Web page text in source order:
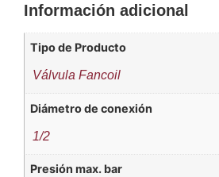
Información adicional
Tipo de Producto
Válvula Fancoil
Diámetro de conexión
1/2
Presión max. bar